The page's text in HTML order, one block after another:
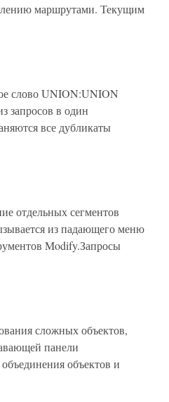
маршрутами. Текущим
слово UNION:UNION
запросов в один
все дубликаты
отдельных сегментов
из падающего меню
Modify.Запросы
сложных объектов,
панели
объектов и